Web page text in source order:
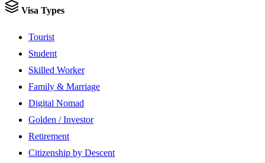
Visa Types
Tourist
Student
Skilled Worker
Family & Marriage
Digital Nomad
Golden / Investor
Retirement
Citizenship by Descent